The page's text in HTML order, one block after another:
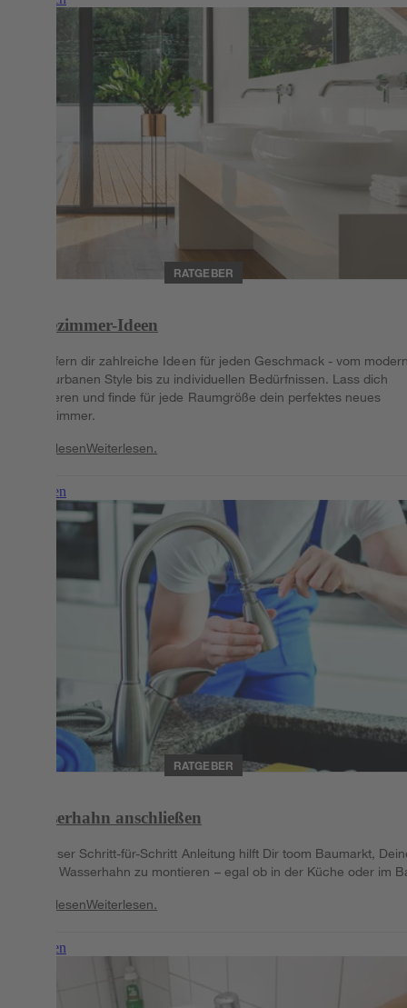
RATGEBER
Badezimmer-Ideen
Wir liefern dir zahlreiche Ideen für jeden Geschmack - vom
Chic, urbanen Style bis zu individuellen Bedürfnissen. Lass dich
inspirieren und finde für jede Raumgröße dein perfektes neues
Badezimmer.
WeiterlesenWeiterlesen.
Weiterlesen
RATGEBER
Wasserhahn anschließen
Mit dieser Schritt-für-Schritt Anleitung hilft Dir toom Baumarkt,
neuen Wasserhahn zu montieren – egal ob in der Küche oder im
WeiterlesenWeiterlesen.
Weiterlesen